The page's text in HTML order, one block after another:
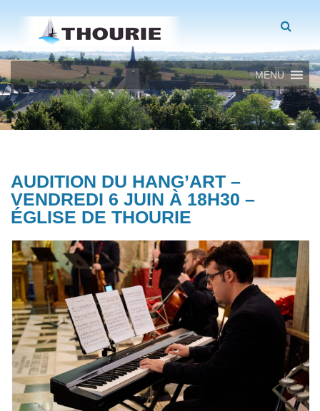
MENU
AUDITION DU HANG’ART –
VENDREDI 6 JUIN À 18H30 –
ÉGLISE DE THOURIE